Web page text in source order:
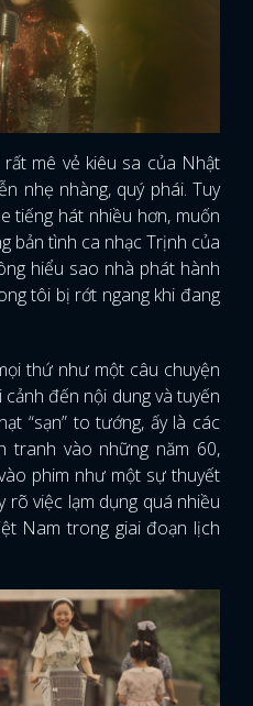
x
mê vẻ kiêu sa của Nhật
nhẹ nhàng, quý phái. Tuy
tiếng hát nhiều hơn, muốn
bản tình ca nhạc Trịnh của
hiểu sao nhà phát hành
tôi bị rớt ngang khi đang
thứ như một câu chuyện
đến nội dung và tuyến
“sạn” to tướng, ấy là các
tranh vào những năm 60,
phim như một sự thuyết
rõ việc lạm dụng quá nhiều
Nam trong giai đoạn lịch